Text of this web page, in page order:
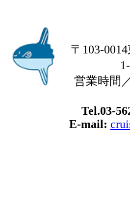
〒103-
営業時間
Tel.03-
E-mail: